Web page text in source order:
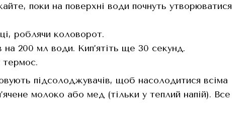
поки на поверхні води почнуть утворюватися
роблячи коловорот.
200 мл води. Кип’ятіть ще 30 секунд.
термос.
підсолоджувачів, щоб насолодитися всіма
молоко або мед (тільки у теплий напій). Все